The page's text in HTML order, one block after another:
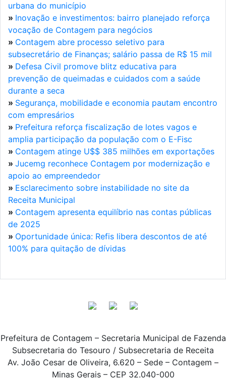
urbana do município
» Inovação e investimentos: bairro planejado reforça
vocação de Contagem para negócios
» Contagem abre processo seletivo para
subsecretário de Finanças; salário passa de R$ 15 mil
» Defesa Civil promove blitz educativa para
prevenção de queimadas e cuidados com a saúde
durante a seca
» Segurança, mobilidade e economia pautam encontro
com empresários
» Prefeitura reforça fiscalização de lotes vagos e
amplia participação da população com o E-Fisc
» Contagem atinge U$$ 385 milhões em exportações
» Jucemg reconhece Contagem por modernização e
apoio ao empreendedor
» Esclarecimento sobre instabilidade no site da
Receita Municipal
» Contagem apresenta equilíbrio nas contas públicas
de 2025
» Oportunidade única: Refis libera descontos de até
100% para quitação de dívidas
Prefeitura de Contagem – Secretaria Municipal de Fazenda
Subsecretaria do Tesouro / Subsecretaria de Receita
Av. João Cesar de Oliveira, 6.620 – Sede – Contagem –
Minas Gerais – CEP 32.040-000